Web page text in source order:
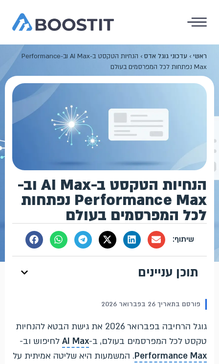
ראשי › עדכוני גוגל אדס ›
הנחיות הטקסט ב-AI Max וב-Performance
Max נפתחות לכל המפרסמים בעולם
הנחיות הטקסט ב-AI Max וב-
Performance Max נפתחות
לכל המפרסמים בעולם
תוכן עניינים
פורסם בתאריך 26 בפברואר 2026
גוגל הרחיבה בפברואר 2026 את גישת הבטא להנחיות
טקסט לכל המפרסמים בעולם, ב-AI Max לחיפוש וב-
Performance Max. המשמעות היא שליטה אמיתית על